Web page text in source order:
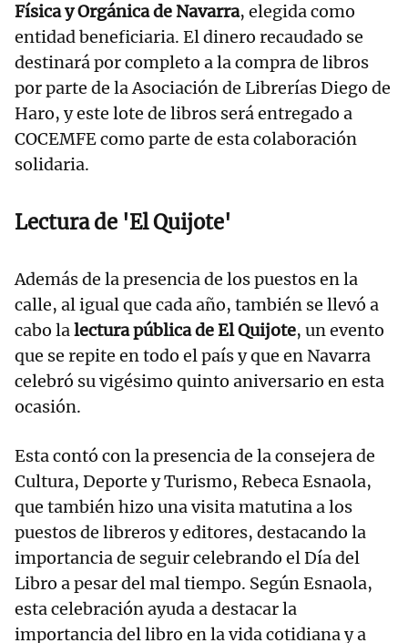
Física y Orgánica de Navarra, elegida como
entidad beneficiaria. El dinero recaudado se
destinará por completo a la compra de libros
por parte de la Asociación de Librerías Diego de
Haro, y este lote de libros será entregado a
COCEMFE como parte de esta colaboración
solidaria.
Lectura de 'El Quijote'
Además de la presencia de los puestos en la
calle, al igual que cada año, también se llevó a
cabo lalectura pública de El Quijote, un evento
que se repite en todo el país y que en Navarra
celebró su vigésimo quinto aniversario en esta
ocasión.
Esta contó con la presencia de la consejera de
Cultura, Deporte y Turismo, Rebeca Esnaola,
que también hizo una visita matutina a los
puestos de libreros y editores, destacando la
importancia de seguir celebrando el Día del
Libro a pesar del mal tiempo. Según Esnaola,
esta celebración ayuda a destacar la
importancia del libro en la vida cotidiana y a